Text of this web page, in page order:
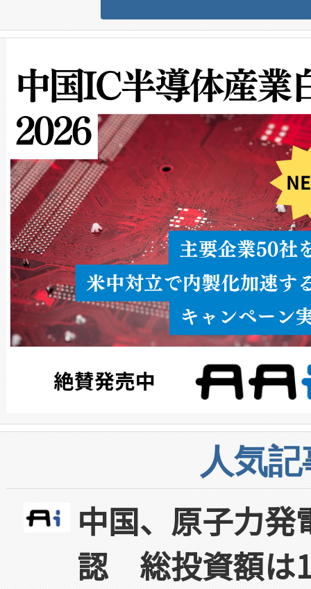
人気
中国、原子力
認 総投資額は